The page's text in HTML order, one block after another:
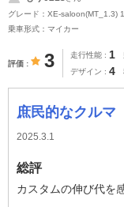
グレード：XE-saloon(MT_1.3)
乗車形式：マイカー
評価 3 走行性能 1
デザイン 4
庶民的なクルマ
2025.3.1
総評
カスタムの伸び代を